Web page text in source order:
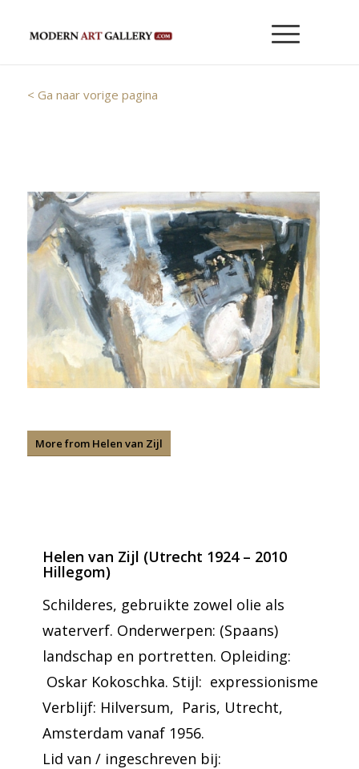
< Ga naar vorige pagina
More from Helen van Zijl
Helen van Zijl (Utrecht 1924 – 2010
Hillegom)
Schilderes, gebruikte zowel olie als
waterverf. Onderwerpen: (Spaans)
landschap en portretten. Opleiding:
Oskar Kokoschka. Stijl: expressionisme
Verblijf: Hilversum, Paris, Utrecht,
Amsterdam vanaf 1956.
Lid van / ingeschreven bij: